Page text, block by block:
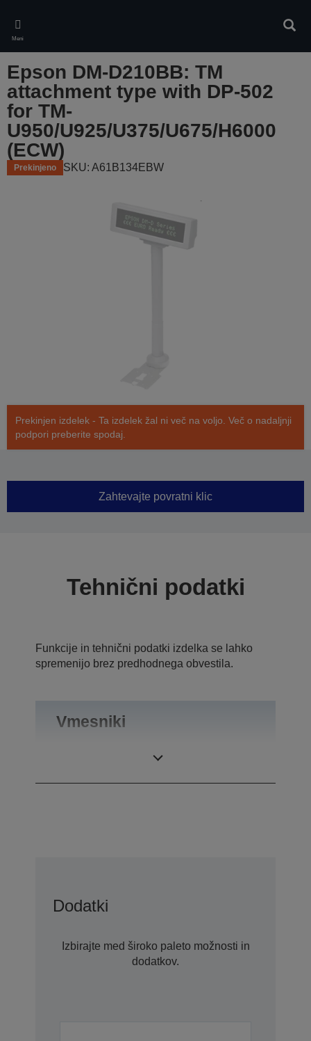
main
content
Meni
Epson DM-D210BB: TM
attachment type with DP-502
for TM-
U950/U925/U375/U675/H6000
(ECW)
Prekinjeno SKU: A61B134EBW
Prekinjen izdelek - Ta izdelek žal ni več na voljo. Več o nadaljnji
podpori preberite spodaj.
Zahtevajte povratni klic
Tehnični podatki
Funkcije in tehnični podatki izdelka se lahko
spremenijo brez predhodnega obvestila.
Vmesniki
Dodatki
Izbirajte med široko paleto možnosti in
dodatkov.